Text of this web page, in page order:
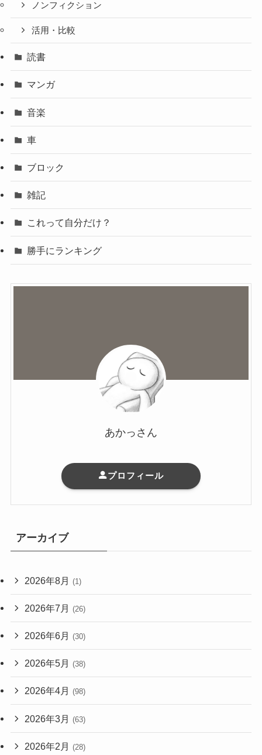
ノンフィクション
活用・比較
読書
マンガ
音楽
車
ブロック
雑記
これって自分だけ？
勝手にランキング
あかっさん
プロフィール
アーカイブ
2026年8月 (1)
2026年7月 (26)
2026年6月 (30)
2026年5月 (38)
2026年4月 (98)
2026年3月 (63)
2026年2月 (28)